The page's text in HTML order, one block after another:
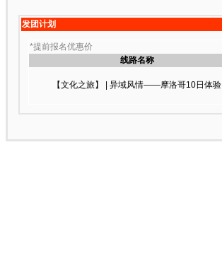
发团计划
*提前报名优惠价
线路名称
【文化之旅】 | 异域风情——摩洛哥10日体验